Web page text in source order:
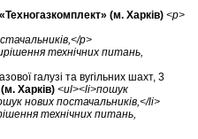
(м. Харків) <p>
p>
технічних питань,
галузі та вугільних шахт, 3
Харків) <ul><li>пошук
нових постачальників,</li>
технічних питань,